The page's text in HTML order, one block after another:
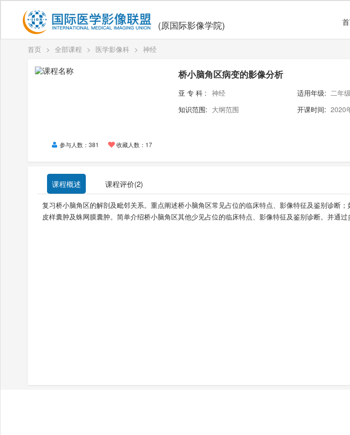
(原国际影像学院)
首页 > 全部课程 > 医学影像科 > 神经
参与人数：381 收藏人数：17
桥小脑角区病变的影像分析
亚专科: 神经 适用年级: 二年级
知识范围: 大纲范围 开课时间: 2020
课程概述 课程评价(2)
复习桥小脑角区的解剖及毗邻关系。重点阐述桥小脑角区常见占位的临床特点、影像特征及鉴别诊断
皮样囊肿及蛛网膜囊肿。简单介绍桥小脑角区其他少见占位的临床特点、影像特征及鉴别诊断。并通过